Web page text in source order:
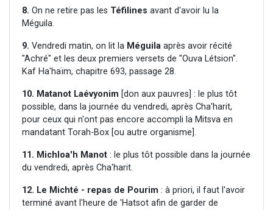
8. On ne retire pas les Téfilines avant d'avoir lu la
Méguila.
9. Vendredi matin, on lit la Méguila après avoir récité
"Achré" et les deux premiers versets de "Ouva Létsion".
Kaf Ha'haïm, chapitre 693, passage 28.
10. Matanot Laévyonim [don aux pauvres] : le plus tôt
possible, dans la journée du vendredi, après Cha'harit,
pour ceux qui n'ont pas encore accompli la Mitsva en
mandatant Torah-Box [ou autre organisme].
11. Michloa'h Manot : le plus tôt possible dans la journée
du vendredi, après Cha'harit.
12. Le Michté - repas de Pourim : à priori, il faut l'avoir
terminé avant l'heure de 'Hatsot afin de garder de